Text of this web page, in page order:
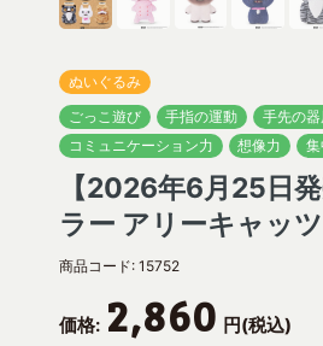
ぬいぐるみ
ごっこ遊び
手指の運動
手先の器
コミュニケーション力
想像力 集
【2026年6月25日
ラー アリーキャッツ
商品コード: 15752
価格: 2,860 円(税込)